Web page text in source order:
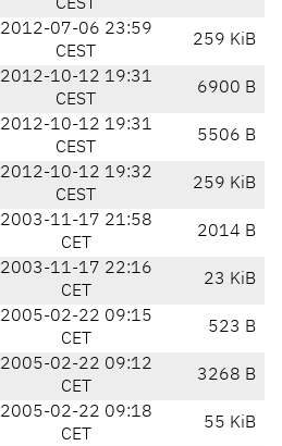
CEST
2012-07-06 23:59
CEST
259 KiB
2012-10-12 19:31
CEST
6900 B
2012-10-12 19:31
CEST
5506 B
2012-10-12 19:32
CEST
259 KiB
2003-11-17 21:58
CET
2014 B
2003-11-17 22:16
CET
23 KiB
2005-02-22 09:15
CET
523 B
2005-02-22 09:12
CET
3268 B
2005-02-22 09:18
CET
55 KiB